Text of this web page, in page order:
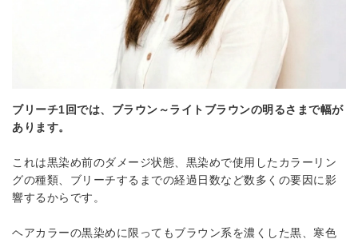
ブリーチ1回では、 ブラウン～ライトブラウンの明るさまで幅が
あります。
これは黒染め前のダメージ状態、黒染めで使用したカラーリン
グの種類、ブリーチするまでの経過日数など数多くの要因に影
響するからです。
ヘアカラーの黒染めに限ってもブラウン系を濃くした黒、寒色